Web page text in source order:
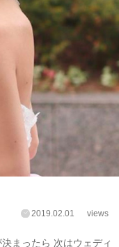
2019.02.01 views
まったら 次はウェディ